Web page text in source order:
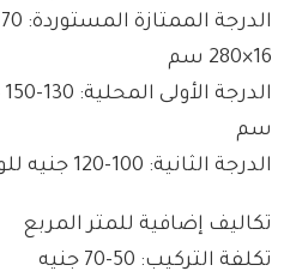
16×280 سم
سم
الدرجة الثانية: 100-120 جنيه للوح مقاس 16×280 سم
تكاليف إضافية للمتر المربع
تكلفة التركيب: 50-70 جنيه